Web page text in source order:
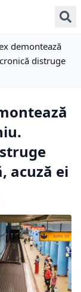
demontează
distruge
acuză ei